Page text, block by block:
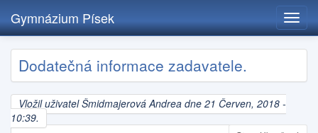
Přejít
hlavnímu
obsahu
Gymnázium Písek
Dodatečná informace zadavatele.
Vložil uživatelŠmidmajerová Andrea dne 21 Červen, 2018 -
10:39.